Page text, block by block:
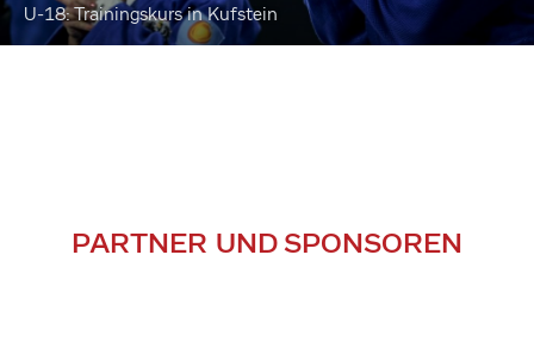
U-18: Trainingskurs in Kufstein
PARTNER UND SPONSOREN